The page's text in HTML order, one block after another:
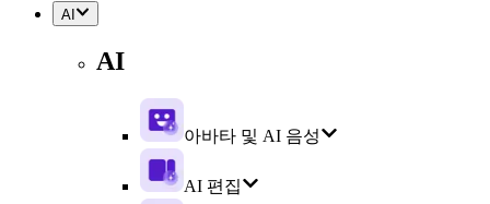
AI
AI
아바타 및 AI 음성
AI 편집